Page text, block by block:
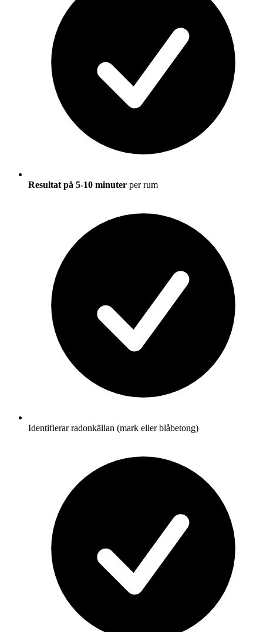
Resultat på 5-10 minuter per rum
Identifierar radonkällan (mark eller blåbetong)